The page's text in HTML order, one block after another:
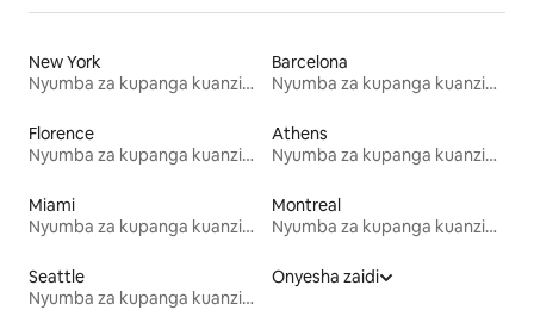
New York
Nyumba za kupanga kuanzia mwezi mmoja
Barcelona
Nyumba za kupanga kuanzia mwezi mmoja
Florence
Nyumba za kupanga kuanzia mwezi mmoja
Athens
Nyumba za kupanga kuanzia mwezi mmoja
Miami
Nyumba za kupanga kuanzia mwezi mmoja
Montreal
Nyumba za kupanga kuanzia mwezi mmoja
Seattle
Nyumba za kupanga kuanzia mwezi mmoja
Onyesha zaidi